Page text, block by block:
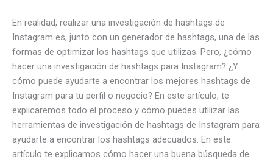
En realidad, realizar una investigación de hashtags de
Instagram es, junto con un generador de hashtags, una de las
formas de optimizar los hashtags que utilizas. Pero, ¿cómo
hacer una investigación de hashtags para Instagram? ¿Y
cómo puede ayudarte a encontrar los mejores hashtags de
Instagram para tu perfil o negocio? En este artículo, te
explicaremos todo el proceso y cómo puedes utilizar las
herramientas de investigación de hashtags de Instagram para
ayudarte a encontrar los hashtags adecuados. En este
artículo te explicamos cómo hacer una buena búsqueda de